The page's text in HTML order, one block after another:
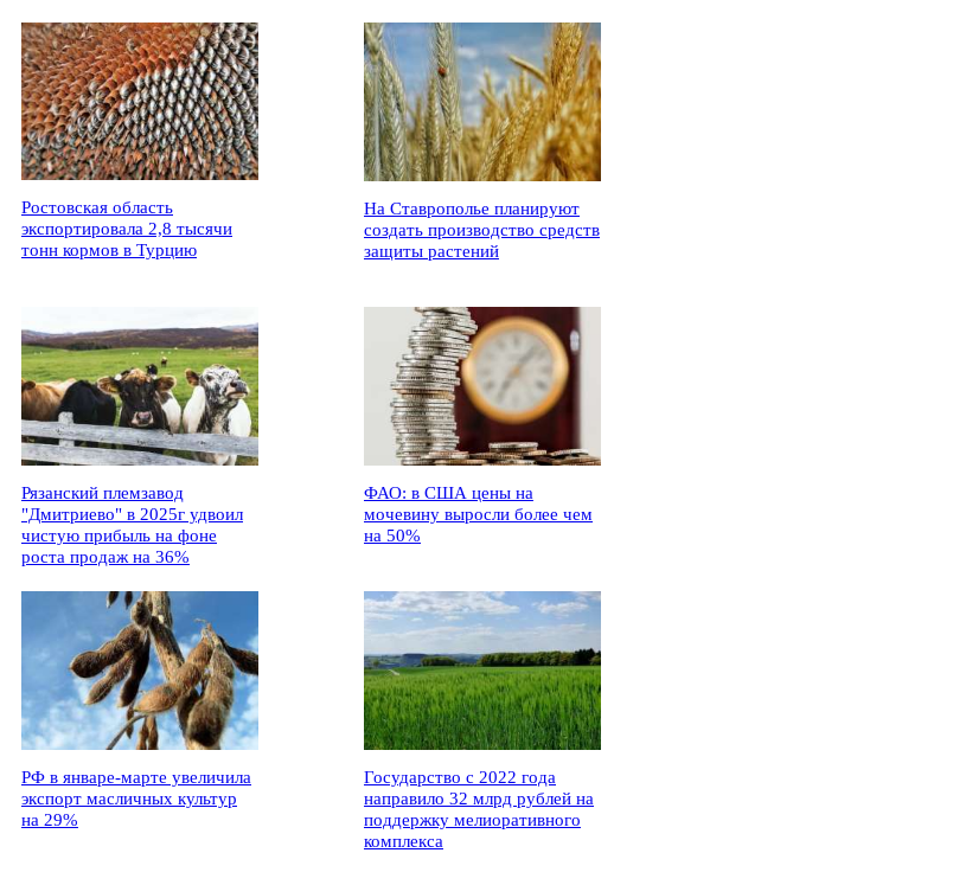
Ростовская область
экспортировала 2,8 тысячи
тонн кормов в Турцию
На Ставрополье планируют
создать производство средств
защиты растений
Рязанский племзавод
"Дмитриево" в 2025г удвоил
чистую прибыль на фоне
роста продаж на 36%
ФАО: в США цены на
мочевину выросли более чем
на 50%
РФ в январе-марте увеличила
экспорт масличных культур
на 29%
Государство с 2022 года
направило 32 млрд рублей на
поддержку мелиоративного
комплекса